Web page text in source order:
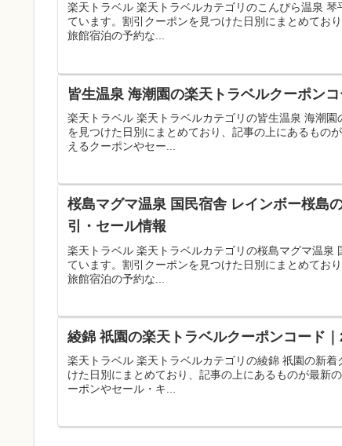
楽天トラベル 楽天トラベルカテゴリのこんぴら温泉
ています。割引クーポンを見つけた日別にまとめてお
旅館宿泊の予約な...
皆生温泉 海潮園の楽天トラベルクーポン
楽天トラベル 楽天トラベルカテゴリの皆生温泉 海潮
を見つけた日別にまとめており、記事の上にあるもの
えるクーポンやセー...
桜島マグマ温泉 国民宿舎 レインボー桜島
引・セール情報
楽天トラベル 楽天トラベルカテゴリの桜島マグマ温
ています。割引クーポンを見つけた日別にまとめてお
旅館宿泊の予約な...
綾錦 祇園の楽天トラベルクーポンコード
楽天トラベル 楽天トラベルカテゴリの綾錦 祇園の新
けた日別にまとめており、記事の上にあるものが最新
ーポンやセール・キ...